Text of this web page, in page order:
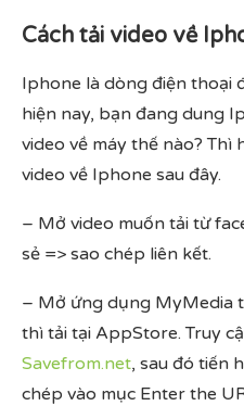
Cách tải video về
Iphone là dòng điện thoại
hiện nay, bạn đang dung
video về máy thế nào? Thì
video về Iphone sau đây.
– Mở video muốn tải từ
sẻ => sao chép liên kết.
– Mở ứng dụng MyMedia
thì tải tại AppStore. Truy
Savefrom.net, sau đó tiến
chép vào mục Enter the